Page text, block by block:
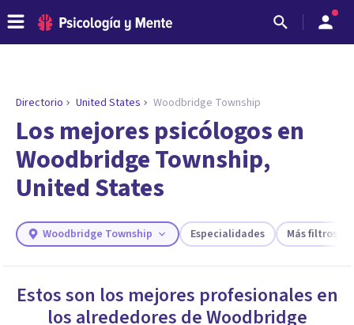
¿Necesitas ayuda para encontrar el
Directorio United States Woodbridge Township
Los mejores psicólogos en
Woodbridge Township,
United States
Woodbridge Township Especialidades Más filtros
Estos son los mejores profesionales en
los alrededores deWoodbridge